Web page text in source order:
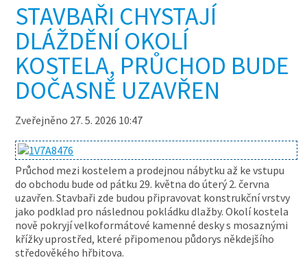
STAVBAŘI CHYSTAJÍ
DLÁŽDĚNÍ OKOLÍ
KOSTELA, PRŮCHOD BUDE
DOČASNĚ UZAVŘEN
Zveřejněno 27. 5. 2026 10:47
Průchod mezi kostelem a prodejnou nábytku až ke vstupu
do obchodu bude od pátku 29. května do úterý 2. června
uzavřen. Stavbaři zde budou připravovat konstrukční vrstvy
jako podklad pro následnou pokládku dlažby. Okolí kostela
nově pokryjí velkoformátové kamenné desky s mosaznými
křížky uprostřed, které připomenou půdorys někdejšího
středověkého hřbitova.